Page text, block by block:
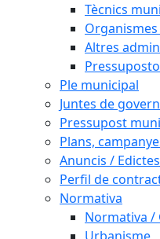
Tècnics
Altres
Ple municipal
Juntes de govern
Pressupost
Plans,
Anuncis / Edictes
Perfil de
Normativa
Normativa /